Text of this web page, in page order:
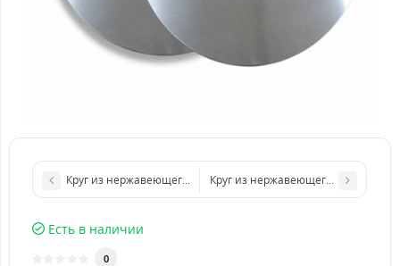
Круг из нержавеющего листа d 200 мм диаметр толщина 3 мм
Круг из нержавеющего листа d
Есть в наличии
0